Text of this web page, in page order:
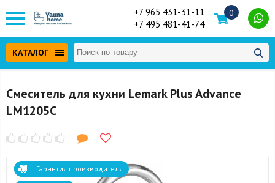
+7 965 431-31-11
+7 495 481-41-74
0
КАТАЛОГ
Смеситель для кухни Lemark Plus Advance
LM1205C
Гарантия производителя